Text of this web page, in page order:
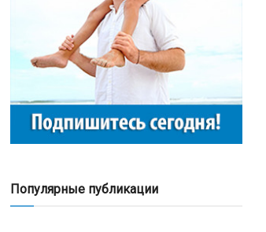
Популярные публикации